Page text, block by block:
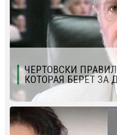
ЧЕРТОВСКИ
КОТОРАЯ БЕРЕТ ЗА